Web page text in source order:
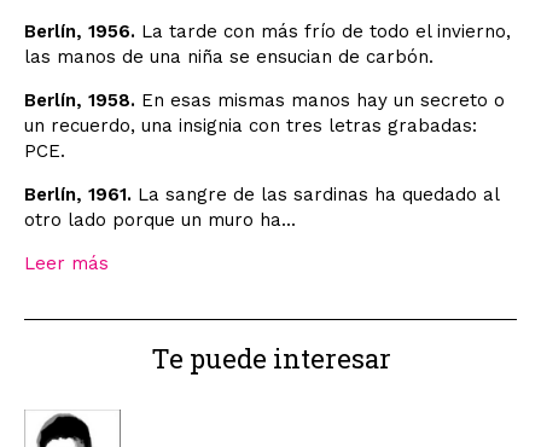
Berlín, 1956. La tarde con más frío de todo el invierno,
las manos de una niña se ensucian de carbón.
Berlín, 1958. En esas mismas manos hay un secreto o
un recuerdo, una insignia con tres letras grabadas:
PCE.
Berlín, 1961. La sangre de las sardinas ha quedado al
otro lado porque un muro ha...
Leer más
Te puede interesar